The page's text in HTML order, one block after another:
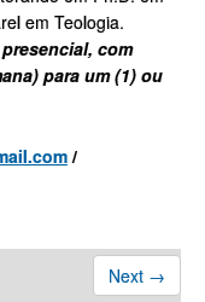
em Teologia.
com
para um (1) ou
/
Next →